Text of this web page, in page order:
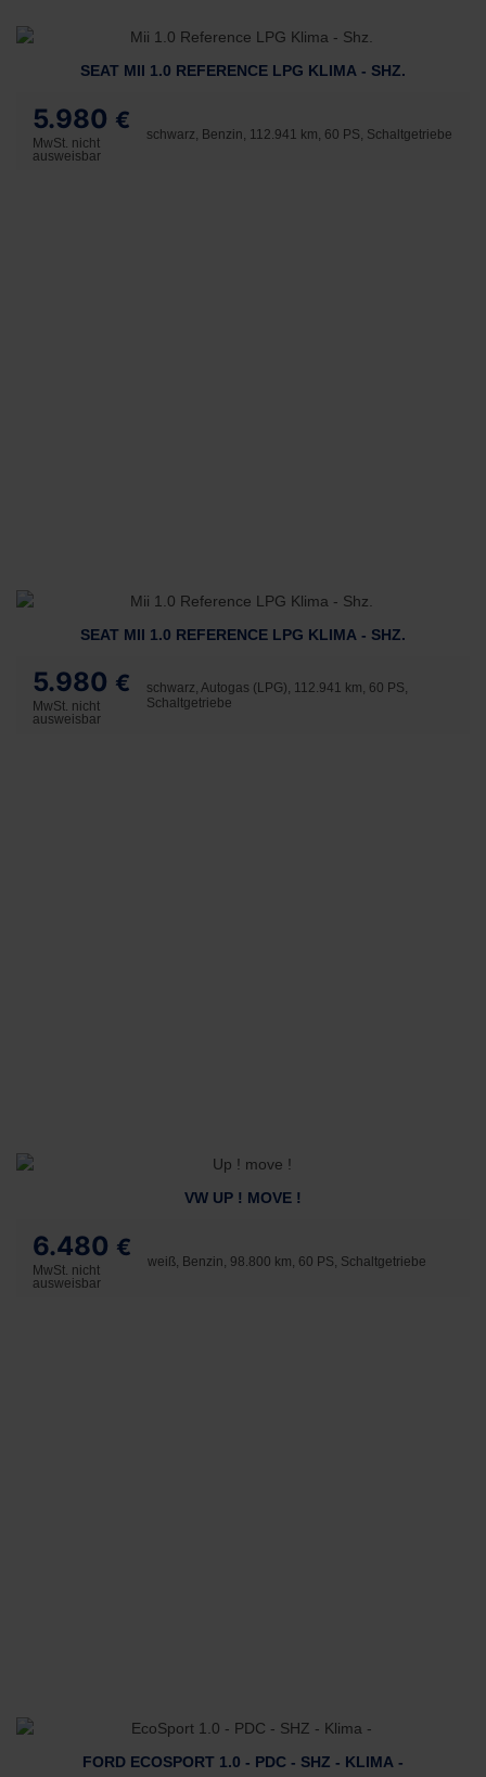
SEAT MII 1.0 REFERENCE LPG KLIMA - SHZ.
5.980 €
MwSt. nicht
ausweisbar
schwarz, Benzin, 112.941 km, 60 PS, Schaltgetriebe
SEAT MII 1.0 REFERENCE LPG KLIMA - SHZ.
5.980 €
MwSt. nicht
ausweisbar
schwarz, Autogas (LPG), 112.941 km, 60 PS,
Schaltgetriebe
VW UP ! MOVE !
6.480 €
MwSt. nicht
ausweisbar
weiß, Benzin, 98.800 km, 60 PS, Schaltgetriebe
FORD ECOSPORT 1.0 - PDC - SHZ - KLIMA -